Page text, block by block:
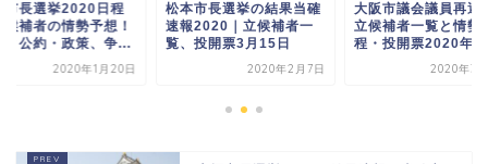
市長選挙の結果当確
2020｜立候補者一
投開票3月15日
2020年2月7日
大阪市議会議員再選挙の
立候補者一覧と情勢｜日
程・投開票2020年3...
2020年3月12日
前橋市長選挙2020
と立候補者の情勢予
経歴と公約・政策、
2020年1